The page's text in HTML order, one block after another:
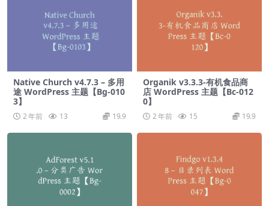
Native Church v4.7.3 – 多用
途 WordPress 主题【Bg-010
3】
2 年前 13 19.9
Organik v3.3.3-有机食品商
店 WordPress 主题【Bc-012
0】
2 年前 15 19.9